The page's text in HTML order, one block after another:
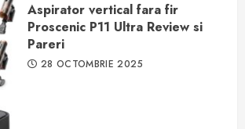
Aspirator vertical fara fir
Proscenic P11 Ultra Review si
Pareri
28 OCTOMBRIE 2025